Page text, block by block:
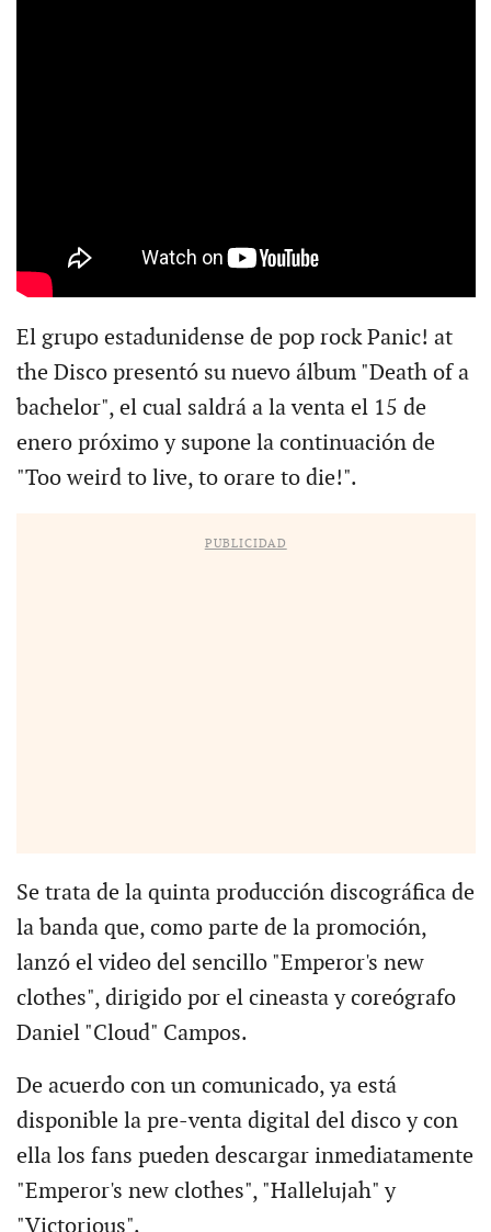
El grupo estadunidense de pop rock Panic! at
the Disco presentó su nuevo álbum "Death of a
bachelor", el cual saldrá a la venta el 15 de
enero próximo y supone la continuación de
"Too weird to live, to orare to die!".
PUBLICIDAD
Se trata de la quinta producción discográfica de
la banda que, como parte de la promoción,
lanzó el video del sencillo "Emperor's new
clothes", dirigido por el cineasta y coreógrafo
Daniel "Cloud" Campos.
De acuerdo con un comunicado, ya está
disponible la pre-venta digital del disco y con
ella los fans pueden descargar inmediatamente
"Emperor's new clothes", "Hallelujah" y
"Victorious".